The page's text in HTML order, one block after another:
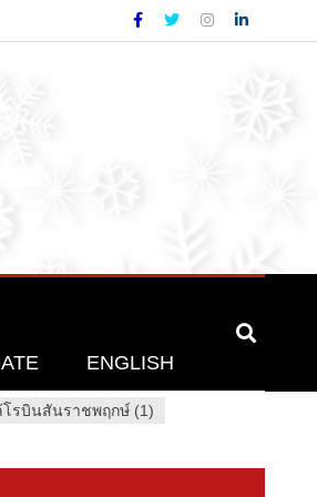
ENGLISH
โรบินสันราชพฤกษ์ (1)